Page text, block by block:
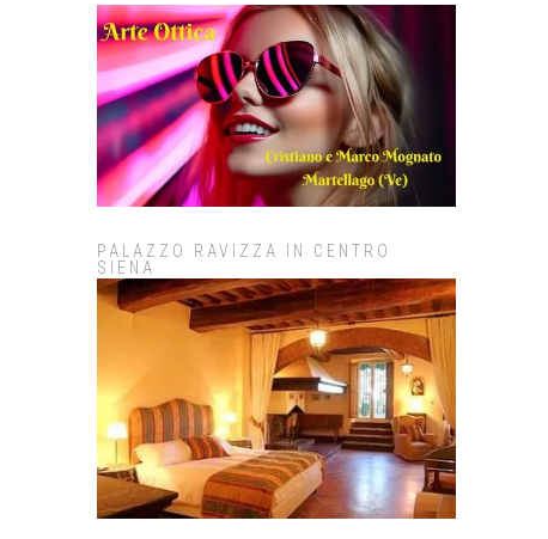
PALAZZO RAVIZZA IN CENTRO
SIENA